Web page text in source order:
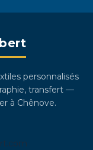
personnalisés
transfert —
à Chênove.